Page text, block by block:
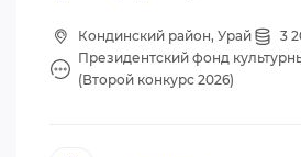
Кондинский район, Урай
3
Президентский фонд
(Второй конкурс 2026)